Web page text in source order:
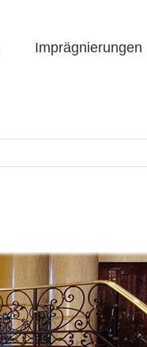
Imprägnierungen